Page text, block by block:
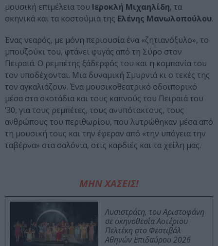
μουσική επιμέλεια του Ιεροκλή Μιχαηλίδη, τα
σκηνικά και τα κοστούμια της Ελένης Μανωλοπούλου.
Ένας νεαρός, με μόνη περιουσία ένα «ζητιανόξυλο», το
μπουζούκι του, φτάνει φυγάς από τη Σύρο στον
Πειραιά. Ο ρεμπέτης ξάδερφός του και η κομπανία του
τον υποδέχονται. Μια δυναμική Σμυρνιά κι ο τεκές της
τον αγκαλιάζουν. Ένα μουσικοθεατρικό οδοιπορικό
μέσα στα σκοτάδια και τους καπνούς του Πειραιά του
‘30, για τους ρεμπέτες, τους ανυπότακτους, τους
ανθρώπους του περιθωρίου, που λυτρώθηκαν μέσα από
τη μουσική τους και την έφεραν από «την υπόγεια την
ταβέρνα» στα σαλόνια, στις καρδιές και τα χείλη μας.
ΜΗΝ ΧΑΣΕΙΣ!
Λυσιστράτη, του Αριστοφάνη
σε σκηνοθεσία Αστέριου
Πελτέκη στο Φεστιβάλ
Αθηνών Επιδαύρου 2026